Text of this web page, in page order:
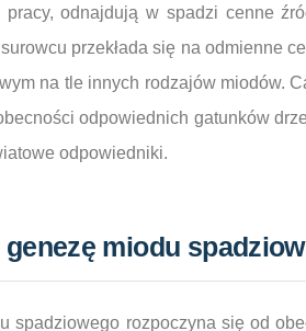
odnajdują w spadzi cenne
przekłada się na odmienne
na tle innych rodzajów miodów.
odpowiednich gatunków
odpowiedniki.
miodu
spadziowego rozpoczyna się od